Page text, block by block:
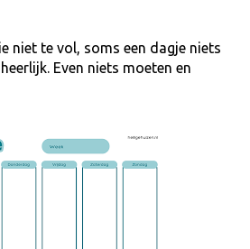
niet te vol, soms een dagje niets
Even niets moeten en